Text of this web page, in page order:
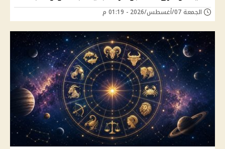
الجمعة 07/أغسطس/2026 - 01:19 م